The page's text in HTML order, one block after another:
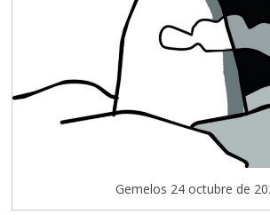
Gemelos 24 octubre de